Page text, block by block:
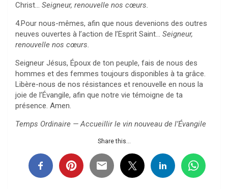
Christ… Seigneur, renouvelle nos cœurs.
4.Pour nous-mêmes, afin que nous devenions des outres
neuves ouvertes à l’action de l’Esprit Saint… Seigneur,
renouvelle nos cœurs.
Seigneur Jésus, Époux de ton peuple, fais de nous des
hommes et des femmes toujours disponibles à ta grâce.
Libère-nous de nos résistances et renouvelle en nous la
joie de l’Évangile, afin que notre vie témoigne de ta
présence. Amen.
Temps Ordinaire — Accueillir le vin nouveau de l’Évangile
Share this...